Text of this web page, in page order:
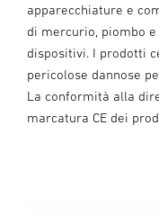
apparecchiature e
di mercurio, piombo
dispositivi. I prodotti
pericolose dannose
La conformità alla
marcatura CE dei